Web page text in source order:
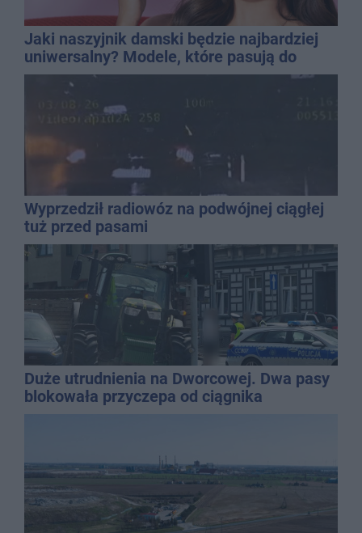
Jaki naszyjnik damski będzie najbardziej
uniwersalny? Modele, które pasują do
wielu stylizacji
Wyprzedził radiowóz na podwójnej ciągłej
tuż przed pasami
Duże utrudnienia na Dworcowej. Dwa pasy
blokowała przyczepa od ciągnika